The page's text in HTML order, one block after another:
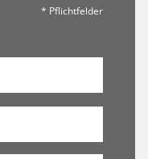
* Pflichtfelder